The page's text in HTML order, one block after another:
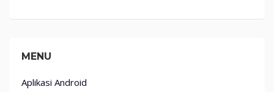
MENU
Aplikasi Android